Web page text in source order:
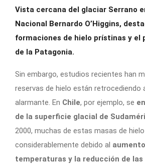
Vista cercana del glaciar Serrano
Nacional Bernardo O’Higgins,
formaciones de hielo prístinas y el
de la Patagonia.
Sin embargo, estudios recientes han
reservas de hielo están retrocediendo
alarmante. En Chile, por ejemplo, se
de la superficie glacial de
2000, muchas de estas masas de
considerablemente debido al
temperaturas y la reducción de las